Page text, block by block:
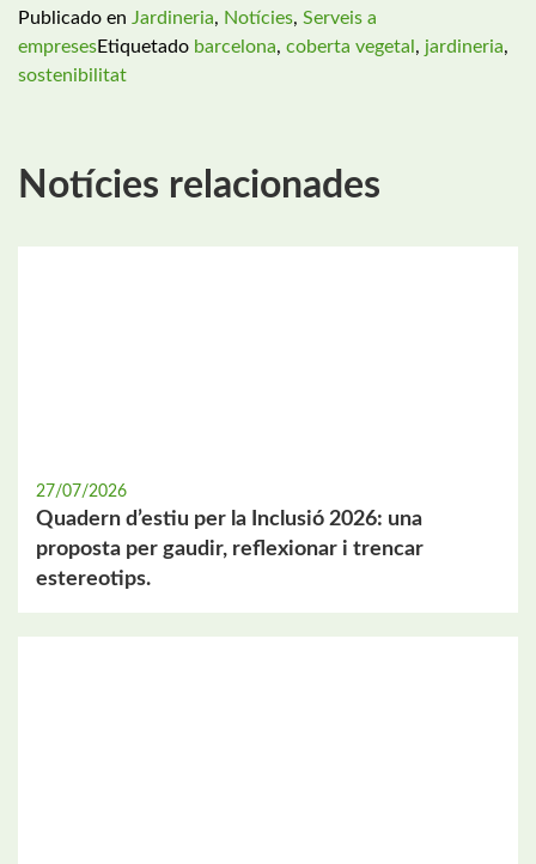
Publicado en Jardineria, Notícies, Serveis a
empresesEtiquetado barcelona, coberta vegetal, jardineria,
sostenibilitat
Notícies relacionades
27/07/2026
Quadern d’estiu per la Inclusió 2026: una
proposta per gaudir, reflexionar i trencar
estereotips.